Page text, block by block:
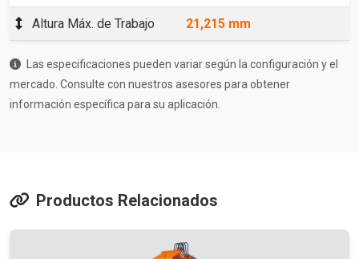
Altura Máx. de Trabajo 21,215 mm
Las especificaciones pueden variar según la configuración y el
mercado. Consulte con nuestros asesores para obtener
información específica para su aplicación.
Productos Relacionados